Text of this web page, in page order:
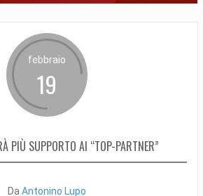
febbraio
19
PIÙ SUPPORTO AI “TOP-PARTNER”
Da Antonino Lupo